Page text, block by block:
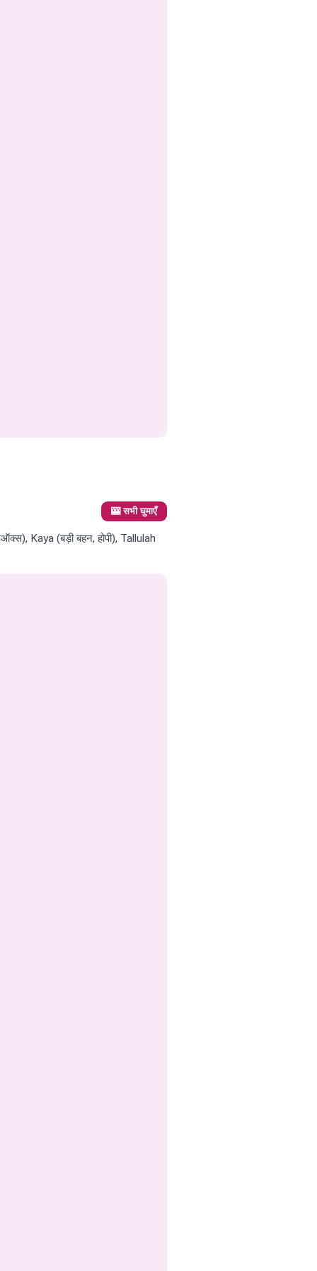
🎰 सभी घुमाएँ
Kaya (बड़ी बहन, होपी), Tallulah